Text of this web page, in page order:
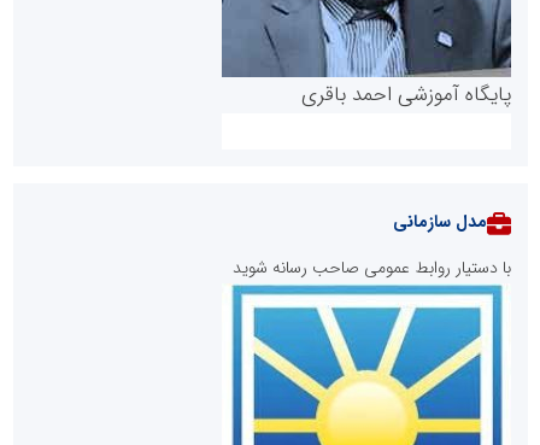
پایگاه آموزشی احمد باقری
روابط عمومی خبرگزاری گزارش خبر
مدل سازمانی
با دستیار روابط عمومی صاحب رسانه شوید